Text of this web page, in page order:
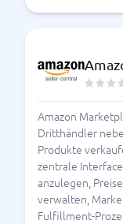
Amazon
Dritthändler
Produkte
zentrale
anzulegen,
verwalten,
Fulfillment-